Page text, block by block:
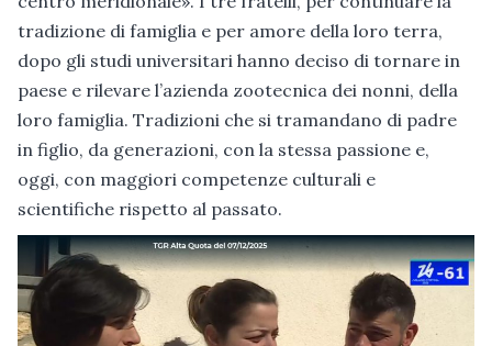
tradizione di famiglia e per amore della loro terra,
dopo gli studi universitari hanno deciso di tornare in
paese e rilevare l’azienda zootecnica dei nonni, della
loro famiglia. Tradizioni che si tramandano di padre
in figlio, da generazioni, con la stessa passione e,
oggi, con maggiori competenze culturali e
scientifiche rispetto al passato.